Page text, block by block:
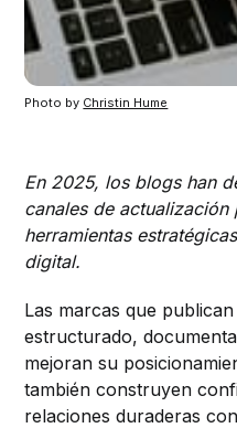
Photo by Christin Hume
En 2025, los blogs han
canales de actualización
herramientas
digital.
Las marcas que
estructurado,
mejoran su
también construyen
relaciones duraderas